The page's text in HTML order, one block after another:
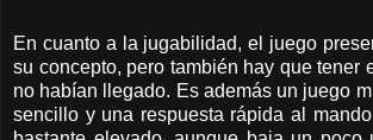
En cuanto a la jugabilidad, el juego
su concepto, pero también hay que
no habían llegado. Es además un juego
sencillo y una respuesta rápida al